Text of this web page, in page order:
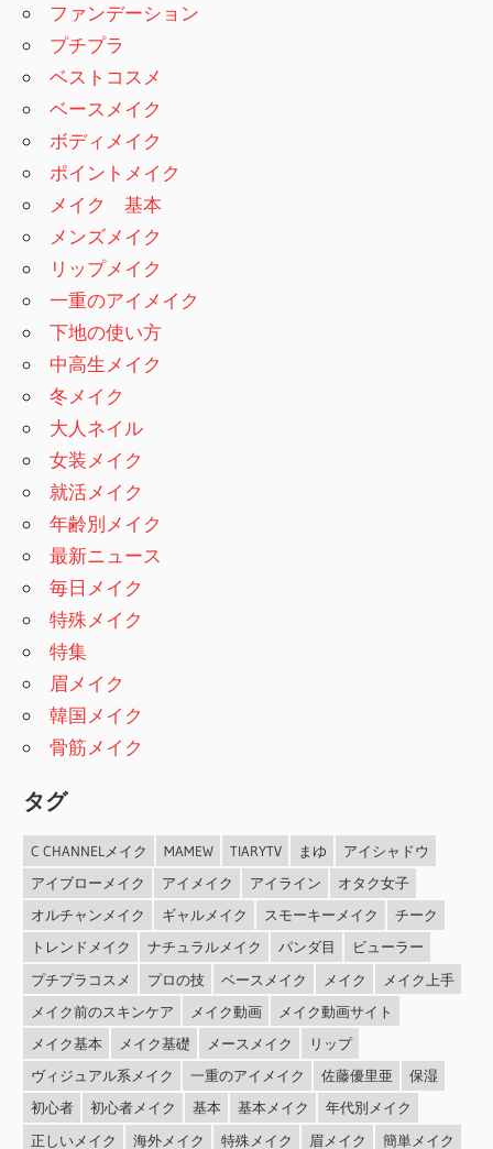
ファンデーション
プチプラ
ベストコスメ
ベースメイク
ボディメイク
ポイントメイク
メイク 基本
メンズメイク
リップメイク
一重のアイメイク
下地の使い方
中高生メイク
冬メイク
大人ネイル
女装メイク
就活メイク
年齢別メイク
最新ニュース
毎日メイク
特殊メイク
特集
眉メイク
韓国メイク
骨筋メイク
タグ
C CHANNELメイク MAMEW TIARYTV まゆ
アイシャドウ
アイブローメイク
アイメイク アイライン
オタク女子
オルチャンメイク
ギャルメイク スモーキーメイク
チーク
トレンドメイク
ナチュラルメイク パンダ目
ビューラー
プチプラコスメ
プロの技 ベースメイク メイク
メイク上手
メイク前のスキンケア
メイク動画
メイク動画サイト
メイク基本
メイク基礎 メースメイク
リップ
ヴィジュアル系メイク
一重のアイメイク 佐藤優里亜
保湿
初心者
初心者メイク 基本 基本メイク
年代別メイク
正しいメイク
海外メイク 特殊メイク 眉メイク 簡単メイク